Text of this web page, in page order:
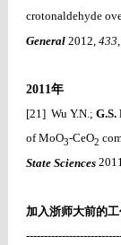
crotonaldehyde
General 2012, 433
2011年
[21] Wu Y.N.; G.S.
of MoO3-CeO2
State Sciences
加入浙师大前的